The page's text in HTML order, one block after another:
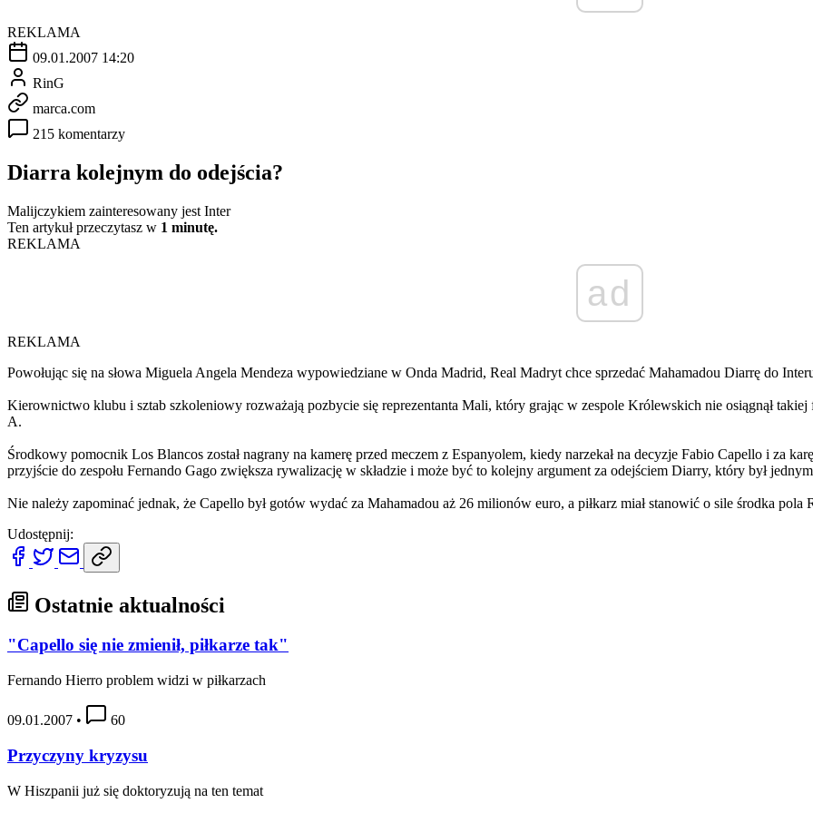
REKLAMA
09.01.2007 14:20
RinG
marca.com
215 komentarzy
Diarra kolejnym do odejścia?
Malijczykiem zainteresowany jest Inter
Ten artykuł przeczytasz w 1 minutę.
REKLAMA
ad
REKLAMA
Powołując się na słowa Miguela Angela Mendeza wypowiedziane w Onda Madrid, Real Madryt chce sprzedać Mahamadou Diarrę do
Kierownictwo klubu i sztab szkoleniowy rozważają pozbycie się reprezentanta Mali, który grając w zespole Królewskich nie osiągnął
A.
Środkowy pomocnik Los Blancos został nagrany na kamerę przed meczem z Espanyolem, kiedy narzekał na decyzje Fabio Capello i za
przyjście do zespołu Fernando Gago zwiększa rywalizację w składzie i może być to kolejny argument za odejściem Diarry, który był
Nie należy zapominać jednak, że Capello był gotów wydać za Mahamadou aż 26 milionów euro, a piłkarz miał stanowić o sile środka pola
Udostępnij:
Ostatnie aktualności
"Capello się nie zmienił, piłkarze tak"
Fernando Hierro problem widzi w piłkarzach
09.01.2007 • 60
Przyczyny kryzysu
W Hiszpanii już się doktoryzują na ten temat